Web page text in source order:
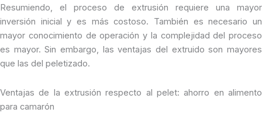
Resumiendo, el proceso de extrusión requiere una mayor
inversión inicial y es más costoso. También es necesario un
mayor conocimiento de operación y la complejidad del proceso
es mayor. Sin embargo, las ventajas del extruido son mayores
que las del peletizado.
Ventajas de la extrusión respecto al pelet: ahorro en alimento
para camarón